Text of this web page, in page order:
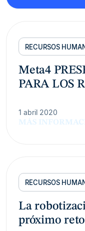
RECURSOS
Meta4
PARA LOS
1 abril 2020
MÁS
RECURSOS
La
próximo